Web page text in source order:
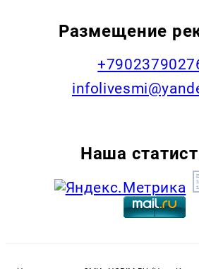
Размещение
Наша